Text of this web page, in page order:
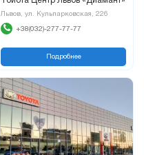
Львов, ул. Кульпарковская, 226
+38(032)-277-77-77
Подробнее